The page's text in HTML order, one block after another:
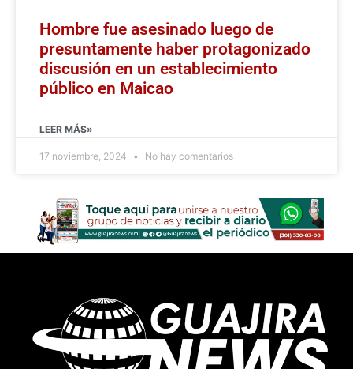
Hombre fue asesinado luego de
presuntamente haber protagonizado
discusión en un establecimiento
público en Maicao
LEER MÁS»
17 noviembre, 2024 No hay comentarios